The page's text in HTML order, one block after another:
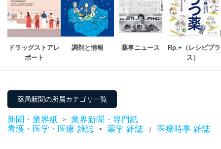
当社は、内部監査及びマネジメントレビューの機会を通
じて、個人情報保護マネジメントシステムを継続的に改
善し、常に最良の状態を維持します。
苦情及び相談受付け窓口
適切、かつ迅速に対応させていただきます。
係
TEL：0570-200-223
ドラッグストアレ
ポート
調剤と情報 薬事ニュース
Rp.+（レシピプラ
薬局新聞の所属カテゴリ一覧
新聞・業界紙 >
業界新聞・専門紙
看護・医学・医療 雑誌
> 薬学 雑誌 / 医療時事 雑誌